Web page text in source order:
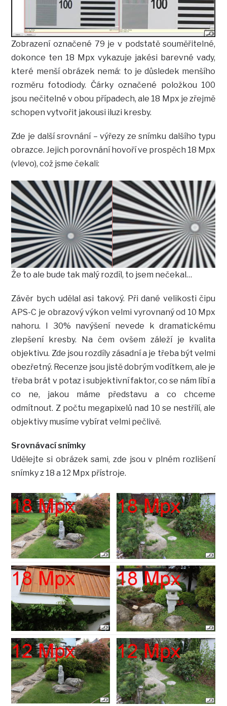
Zobrazení označené 79 je v podstatě souměřitelné,
dokonce ten 18 Mpx vykazuje jakési barevné vady,
které menší obrázek nemá: to je důsledek menšího
rozměru fotodiody. Čárky označené položkou 100
jsou nečitelné v obou případech, ale 18 Mpx je zřejmě
schopen vytvořit jakousi iluzi kresby.
Zde je další srovnání – výřezy ze snímku dalšího typu
obrazce. Jejich porovnání hovoří ve prospěch 18 Mpx
(vlevo), což jsme čekali:
Že to ale bude tak malý rozdíl, to jsem nečekal…
Závěr bych udělal asi takový. Při dané velikosti čipu
APS-C je obrazový výkon velmi vyrovnaný od 10 Mpx
nahoru. I 30% navýšení nevede k dramatickému
zlepšení kresby. Na čem ovšem záleží je kvalita
objektivu. Zde jsou rozdíly zásadní a je třeba být velmi
obezřetný. Recenze jsou jistě dobrým vodítkem, ale je
třeba brát v potaz i subjektivní faktor, co se nám líbí a
co ne, jakou máme představu a co chceme
odmítnout. Z počtu megapixelů nad 10 se nestřílí, ale
objektivy musíme vybírat velmi pečlivě.
Srovnávací snímky
Udělejte si obrázek sami, zde jsou v plném rozlišení
snímky z 18 a 12 Mpx přístroje.